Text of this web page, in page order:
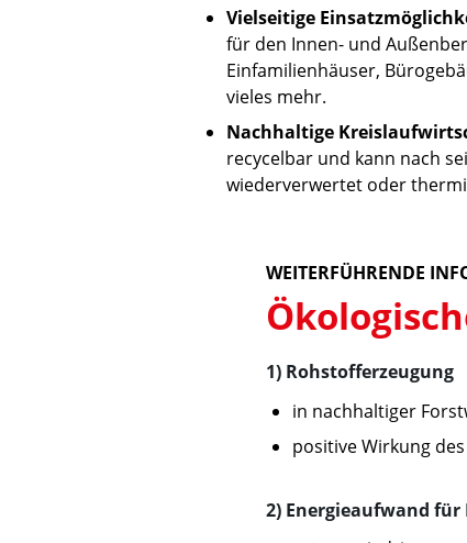
Vielseitige
für den Innen- und
Einfamilienhäuser,
vieles mehr.
Nachhaltige
recycelbar und kann nach
wiederverwertet oder
WEITERFÜHRENDE
1) Rohstofferzeugung
in nachhaltiger
positive Wirkung
2) Energieaufwand